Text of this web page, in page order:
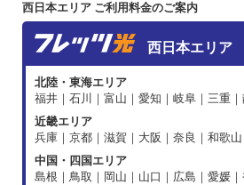
西日本エリア ご利用料金のご案内
西日本エリア
北陸・東海エリア
福井｜石川｜富山｜愛知｜岐阜｜三重｜
近畿エリア
兵庫｜京都｜滋賀｜大阪｜奈良｜和歌山
中国・四国エリア
島根｜鳥取｜岡山｜山口｜広島｜愛媛